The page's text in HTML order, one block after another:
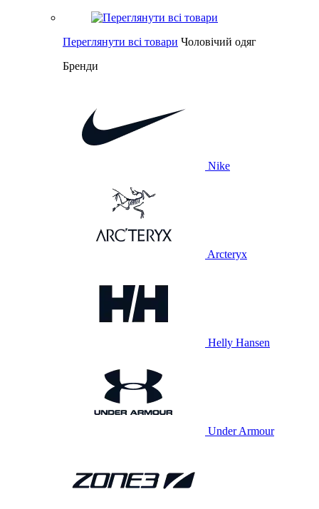
Переглянути всі товари Чоловічий одяг
Бренди
Nike
Arcteryx
Helly Hansen
Under Armour